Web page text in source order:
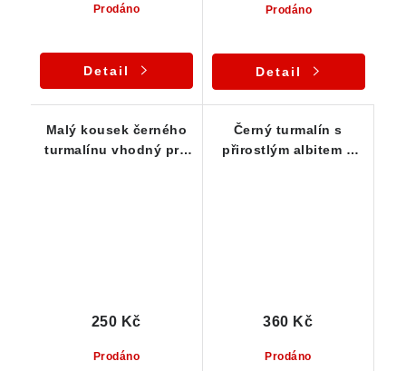
Prodáno
Detail
Prodáno
Detail
Malý kousek černého
turmalínu vhodný pro
Prodáno
250 Kč
Černý turmalín s
přirostlým albitem a
Prodáno
360 Kč